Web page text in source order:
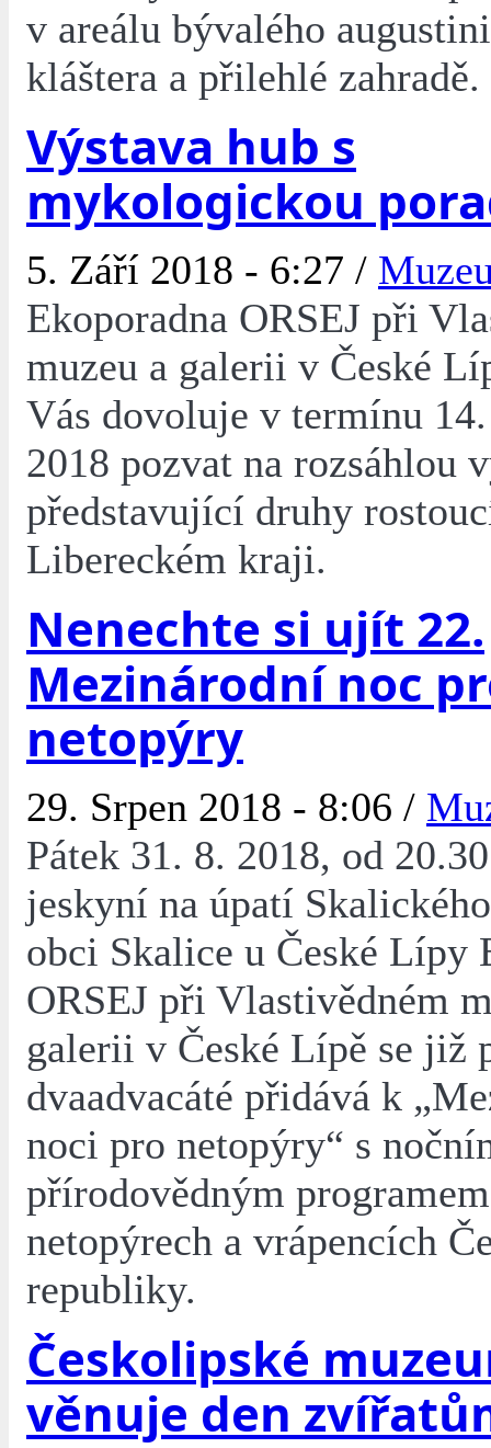
v areálu bývalého
kláštera a přilehlé zahradě.
Výstava hub s
mykologickou
5. Září 2018 - 6:27 /
Ekoporadna ORSEJ při
muzeu a galerii v České
Vás dovoluje v termínu
2018 pozvat na rozsáhlou
představující druhy
Libereckém kraji.
Nenechte si ujít 22.
Mezinárodní noc
netopýry
29. Srpen 2018 - 8:06 /
Pátek 31. 8. 2018, od
jeskyní na úpatí
obci Skalice u České Lípy
ORSEJ při Vlastivědném
galerii v České Lípě se již
dvaadvacáté přidává k
noci pro netopýry“ s
přírodovědným
netopýrech a vrápencích
republiky.
Českolipské
věnuje den